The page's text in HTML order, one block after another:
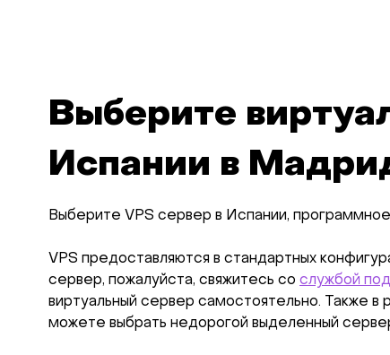
Выберите
Испании в
Выберите VPS сервер в Испании,
VPS предоставляются в стандартных
сервер, пожалуйста, свяжитесь со службой
виртуальный сервер самостоятельно. Также в
можете выбрать недорогой выделенный